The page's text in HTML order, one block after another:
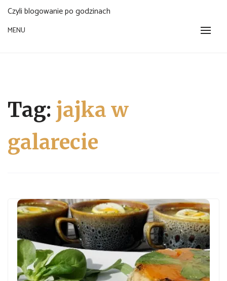
Czyli blogowanie po godzinach
MENU
Tag: jajka w
galarecie